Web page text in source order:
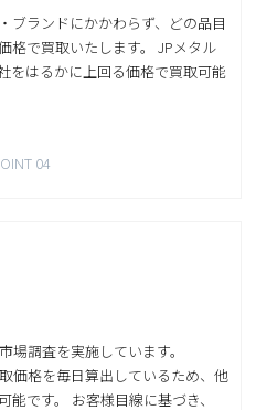
ブランドにかかわらず、どの品目
格で買取いたします。 JPメタル
をはるかに上回る価格で買取可能
04
場調査を実施しています。
価格を毎日算出しているため、他
です。 お客様目線に基づき、